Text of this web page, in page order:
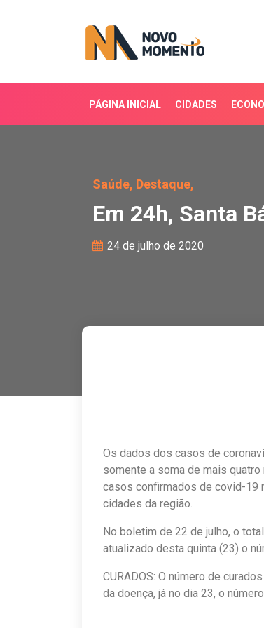
PÁGINA INICIAL CIDADES
Saúde, Destaque,
Em 24h, Santa
24 de julho de 2020
Os dados dos casos de
somente a soma de mais
casos confirmados de covid-19
cidades da região.
No boletim de 22 de julho, o
atualizado desta quinta (23) o
CURADOS: O número de
da doença, já no dia 23, o